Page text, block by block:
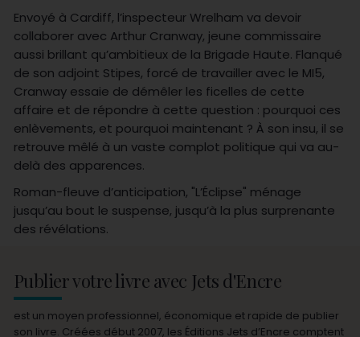
Envoyé à Cardiff, l’inspecteur Wrelham va devoir
collaborer avec Arthur Cranway, jeune commissaire
aussi brillant qu’ambitieux de la Brigade Haute. Flanqué
de son adjoint Stipes, forcé de travailler avec le MI5,
Cranway essaie de démêler les ficelles de cette
affaire et de répondre à cette question : pourquoi ces
enlèvements, et pourquoi maintenant ? À son insu, il se
retrouve mêlé à un vaste complot politique qui va au-
delà des apparences.
Roman-fleuve d’anticipation, "L’Éclipse" ménage
jusqu’au bout le suspense, jusqu’à la plus surprenante
des révélations.
Publier votre livre avec Jets d'Encre
est un moyen professionnel, économique et rapide de publier
son livre. Créées début 2007, les Éditions Jets d’Encre comptent